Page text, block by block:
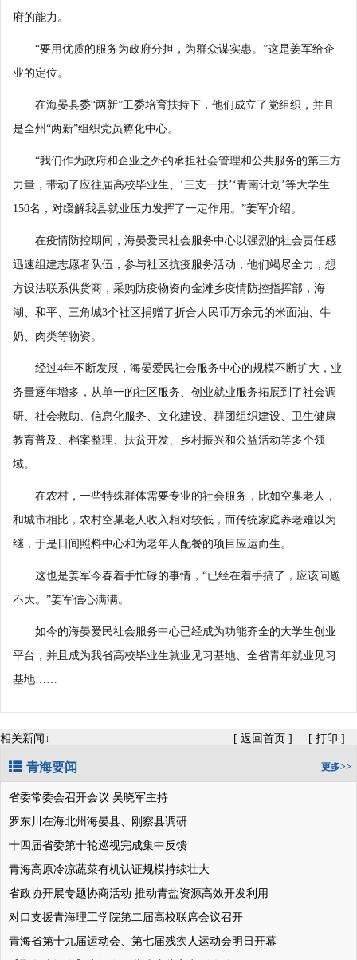
府的能力。
“要用优质的服务为政府分担，为群众谋实惠。”这是姜军给企
业的定位。
在海晏县委“两新”工委培育扶持下，他们成立了党组织，并且
是全州“两新”组织党员孵化中心。
“我们作为政府和企业之外的承担社会管理和公共服务的第三方
力量，带动了应往届高校毕业生、‘三支一扶’‘青南计划’等大学生
150名，对缓解我县就业压力发挥了一定作用。”姜军介绍。
在疫情防控期间，海晏爱民社会服务中心以强烈的社会责任感
迅速组建志愿者队伍，参与社区抗疫服务活动，他们竭尽全力，想
方设法联系供货商，采购防疫物资向金滩乡疫情防控指挥部，海
湖、和平、三角城3个社区捐赠了折合人民币万余元的米面油、牛
奶、肉类等物资。
经过4年不断发展，海晏爱民社会服务中心的规模不断扩大，业
务量逐年增多，从单一的社区服务、创业就业服务拓展到了社会调
研、社会救助、信息化服务、文化建设、群团组织建设、卫生健康
教育普及、档案整理、扶贫开发、乡村振兴和公益活动等多个领
域。
在农村，一些特殊群体需要专业的社会服务，比如空巢老人，
和城市相比，农村空巢老人收入相对较低，而传统家庭养老难以为
继，于是日间照料中心和为老年人配餐的项目应运而生。
这也是姜军今春着手忙碌的事情，“已经在着手搞了，应该问题
不大。”姜军信心满满。
如今的海晏爱民社会服务中心已经成为功能齐全的大学生创业
平台，并且成为我省高校毕业生就业见习基地、全省青年就业见习
基地……
相关新闻↓ [ 返回首页 ] [ 打印 ]
青海要闻 更多>>
省委常委会召开会议 吴晓军主持
罗东川在海北州海晏县、刚察县调研
十四届省委第十轮巡视完成集中反馈
青海高原冷凉蔬菜有机认证规模持续壮大
省政协开展专题协商活动 推动青盐资源高效开发利用
对口支援青海理工学院第二届高校联席会议召开
青海省第十九届运动会、第七届残疾人运动会明日开幕